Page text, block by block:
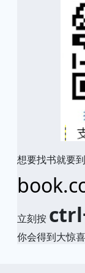
想要找书就要到
立刻按
你会得到大惊